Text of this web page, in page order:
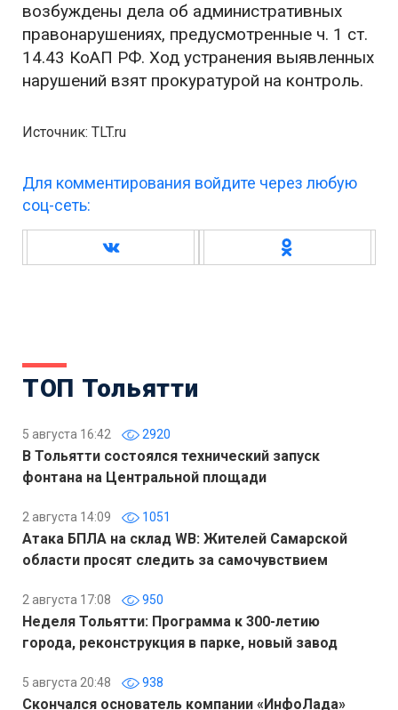
возбуждены дела об административных
правонарушениях, предусмотренные ч. 1 ст.
14.43 КоАП РФ. Ход устранения выявленных
нарушений взят прокуратурой на контроль.
Источник: TLT.ru
Для комментирования войдите через любую
соц-сеть:
ТОП Тольятти
5 августа 16:42 2920
В Тольятти состоялся технический запуск
фонтана на Центральной площади
2 августа 14:09 1051
Атака БПЛА на склад WB: Жителей Самарской
области просят следить за самочувствием
2 августа 17:08 950
Неделя Тольятти: Программа к 300-летию
города, реконструкция в парке, новый завод
5 августа 20:48 938
Скончался основатель компании «ИнфоЛада»